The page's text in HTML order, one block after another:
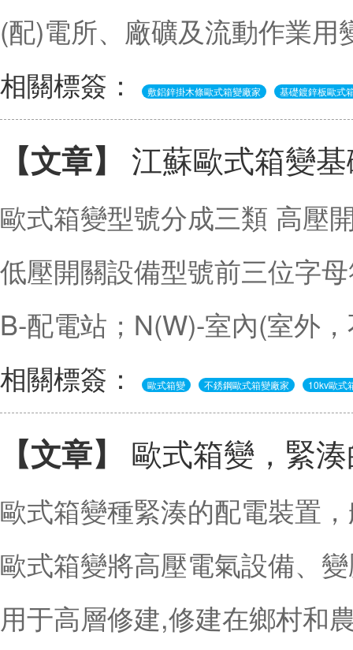
(配)電所、廠礦及流動作業
相關標簽：
敷鋁鋅掛木條歐式箱變廠家 基礎鍍鋅板歐式
【文章】 江蘇歐式箱變
歐式箱變型號分成三類 高壓
低壓開關設備型號前三位字
B-配電站；N(W)-室內(室外
相關標簽：
歐式箱變 不銹鋼歐式箱變廠家 10kv歐式
【文章】 歐式箱變，緊
歐式箱變種緊湊的配電裝置
歐式箱變將高壓電氣設備、
用于高層修建,修建在鄉村和